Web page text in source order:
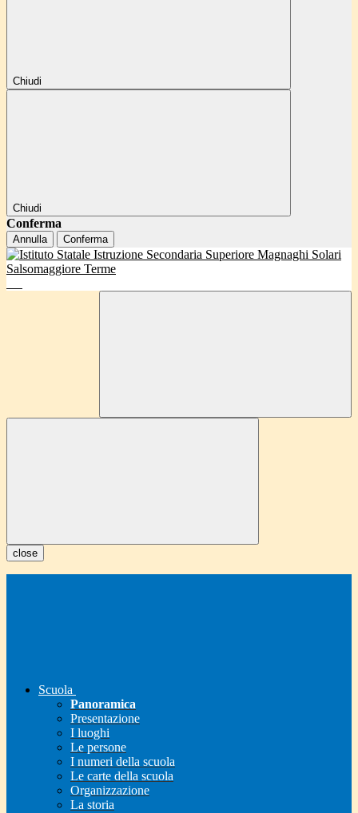
Chiudi
Chiudi
Conferma
Annulla Conferma
close
Scuola
Panoramica
Presentazione
I luoghi
Le persone
I numeri della scuola
Le carte della scuola
Organizzazione
La storia